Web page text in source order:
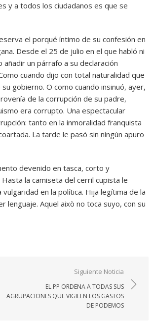
y a todos los ciudadanos es que se
el porqué íntimo de su confesión en
Desde el 25 de julio en el que habló ni
un párrafo a su declaración
cuando dijo con total naturalidad que
gobierno. O como cuando insinuó, ayer,
de la corrupción de su padre,
era corrupto. Una espectacular
tanto en la inmoralidad franquista
La tarde le pasó sin ningún apuro
devenido en tasca, corto y
la camiseta del cerril cupista le
en la política. Hija legítima de la
lenguaje. Aquel això no toca suyo, con su
Siguiente Noticia
EL PP ORDENA A TODAS SUS
AGRUPACIONES QUE VIGILEN LOS GASTOS
DE PODEMOS